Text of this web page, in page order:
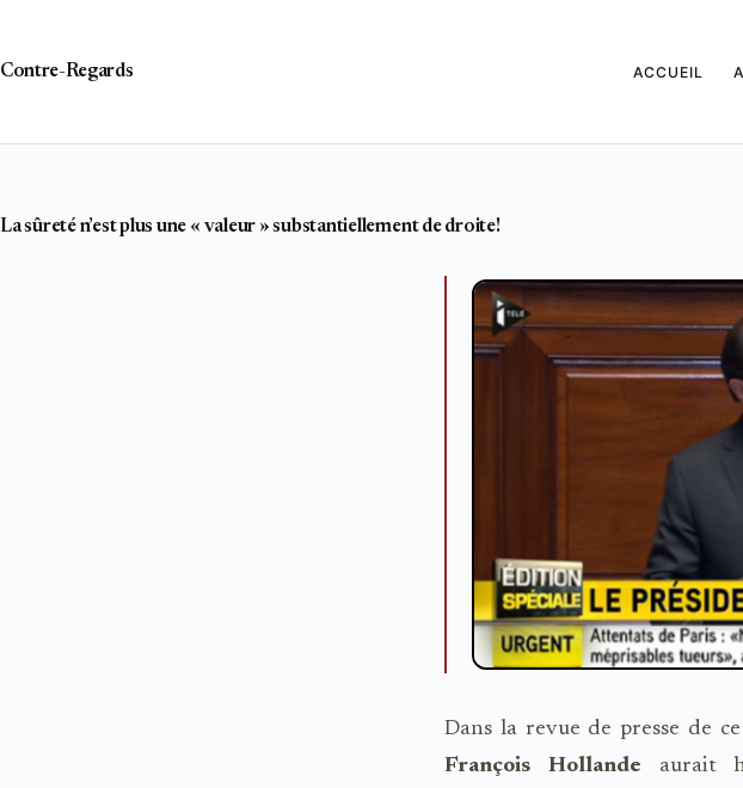
Contre-Regards
ACCUEIL
La sûreté n’est plus une « valeur » substantiellement de droite!
Dans la revue de presse de
François Hollande aurait